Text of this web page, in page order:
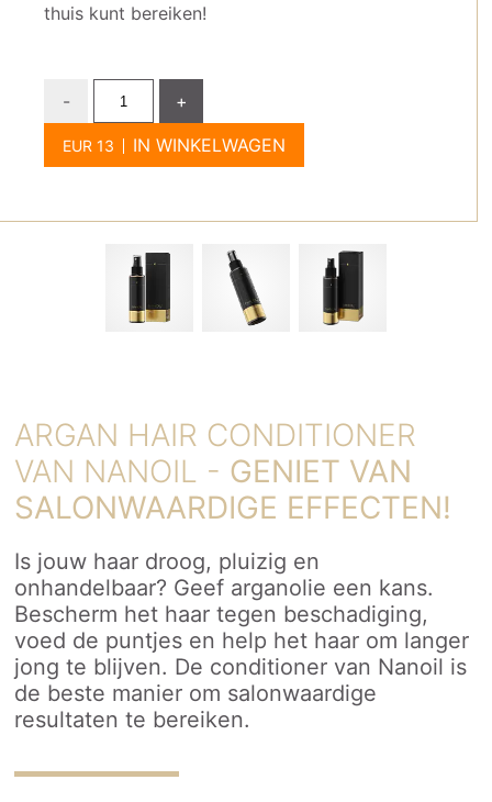
thuis kunt bereiken!
-
+
IN WINKELWAGEN
ARGAN HAIR CONDITIONER
VAN NANOIL - GENIET VAN
SALONWAARDIGE EFFECTEN!
Is jouw haar droog, pluizig en
onhandelbaar? Geef arganolie een kans.
Bescherm het haar tegen beschadiging,
voed de puntjes en help het haar om langer
jong te blijven. De conditioner van Nanoil is
de beste manier om salonwaardige
resultaten te bereiken.